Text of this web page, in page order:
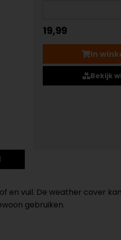
19,99
In
Bekijk
en vuil. De weather cover
gebruiken.